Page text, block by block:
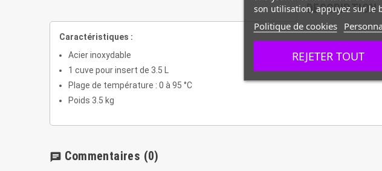
DESCRIPTION
Caractéristiques :
Acier inoxydable
1 cuve pour insert de 3.5 L
Plage de température : 0 à 95 °C
Poids 3.5 kg
chat Commentaires (0)
son utilisation, appuyez sur le
Politique de cookies
REJETER TOUT